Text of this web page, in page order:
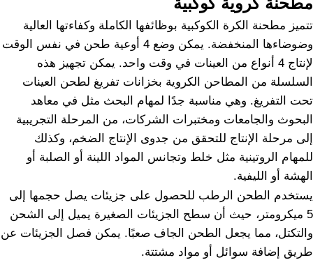
تتميز مطحنة الكرة الكوكبية بوظائفها الكاملة وكفاءتها العالية
وضوضاءها المنخفضة. يمكن وضع 4 أوعية طحن في نفس الوقت
لإنتاج 4 أنواع من العينات في وقت واحد. يمكن تجهيز هذه
السلسلة من المطاحن الكروية بخزانات تفريغ لطحن العينات
تحت التفريغ. وهي مناسبة جدًا لمهام البحث مثل في معاهد
البحوث والجامعات ومختبرات الشركات، من المرحلة التجريبية
إلى مرحلة الإنتاج للتحقق من جدوى الإنتاج الضخم، وكذلك
للمهام الروتينية مثل خلط وتجانس المواد اللينة أو الصلبة أو
الهشة أو الليفية.
يستخدم الطحن الرطب للحصول على جزيئات يصل حجمها إلى
5 ميكرومتر، حيث أن سطح الجزيئات الصغيرة يميل إلى الشحن
والتكتل، مما يجعل الطحن الجاف صعبًا. يمكن فصل الجزيئات عن
طريق إضافة سوائل أو مواد مشتتة.